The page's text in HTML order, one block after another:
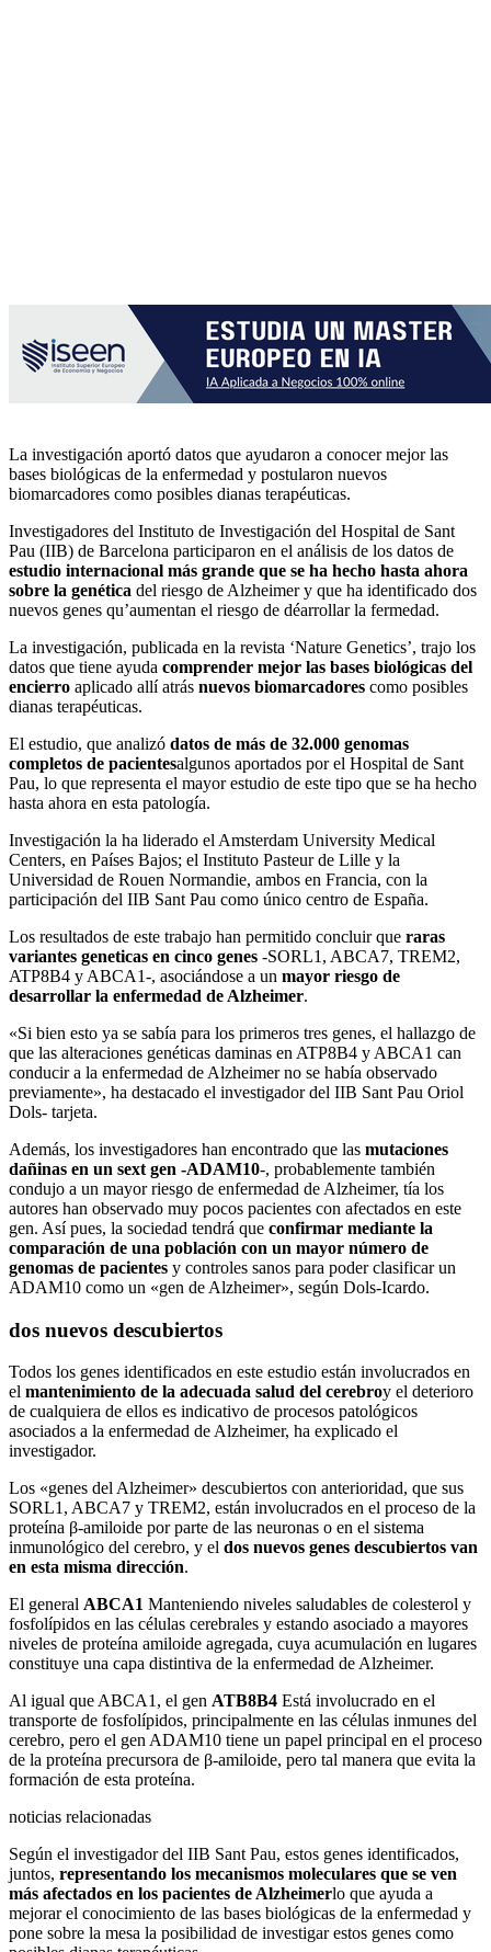
La investigación aportó datos que ayudaron a conocer mejor las
bases biológicas de la enfermedad y postularon nuevos
biomarcadores como posibles dianas terapéuticas.
Investigadores del Instituto de Investigación del Hospital de Sant
Pau (IIB) de Barcelona participaron en el análisis de los datos de
estudio internacional más grande que se ha hecho hasta ahora
sobre la genética del riesgo de Alzheimer y que ha identificado dos
nuevos genes qu’aumentan el riesgo de déarrollar la fermedad.
La investigación, publicada en la revista ‘Nature Genetics’, trajo los
datos que tiene ayuda comprender mejor las bases biológicas del
encierro aplicado allí atrás nuevos biomarcadores como posibles
dianas terapéuticas.
El estudio, que analizó datos de más de 32.000 genomas
completos de pacientesalgunos aportados por el Hospital de Sant
Pau, lo que representa el mayor estudio de este tipo que se ha hecho
hasta ahora en esta patología.
Investigación la ha liderado el Amsterdam University Medical
Centers, en Países Bajos; el Instituto Pasteur de Lille y la
Universidad de Rouen Normandie, ambos en Francia, con la
participación del IIB Sant Pau como único centro de España.
Los resultados de este trabajo han permitido concluir que raras
variantes geneticas en cinco genes -SORL1, ABCA7, TREM2,
ATP8B4 y ABCA1-, asociándose a un mayor riesgo de
desarrollar la enfermedad de Alzheimer.
«Si bien esto ya se sabía para los primeros tres genes, el hallazgo de
que las alteraciones genéticas daminas en ATP8B4 y ABCA1 can
conducir a la enfermedad de Alzheimer no se había observado
previamente», ha destacado el investigador del IIB Sant Pau Oriol
Dols- tarjeta.
Además, los investigadores han encontrado que las mutaciones
dañinas en un sext gen -ADAM10-, probablemente también
condujo a un mayor riesgo de enfermedad de Alzheimer, tía los
autores han observado muy pocos pacientes con afectados en este
gen. Así pues, la sociedad tendrá que confirmar mediante la
comparación de una población con un mayor número de
genomas de pacientes y controles sanos para poder clasificar un
ADAM10 como un «gen de Alzheimer», según Dols-Icardo.
dos nuevos descubiertos
Todos los genes identificados en este estudio están involucrados en
el mantenimiento de la adecuada salud del cerebroy el deterioro
de cualquiera de ellos es indicativo de procesos patológicos
asociados a la enfermedad de Alzheimer, ha explicado el
investigador.
Los «genes del Alzheimer» descubiertos con anterioridad, que sus
SORL1, ABCA7 y TREM2, están involucrados en el proceso de la
proteína β-amiloide por parte de las neuronas o en el sistema
inmunológico del cerebro, y el dos nuevos genes descubiertos van
en esta misma dirección.
El general ABCA1 Manteniendo niveles saludables de colesterol y
fosfolípidos en las células cerebrales y estando asociado a mayores
niveles de proteína amiloide agregada, cuya acumulación en lugares
constituye una capa distintiva de la enfermedad de Alzheimer.
Al igual que ABCA1, el gen ATB8B4 Está involucrado en el
transporte de fosfolípidos, principalmente en las células inmunes del
cerebro, pero el gen ADAM10 tiene un papel principal en el proceso
de la proteína precursora de β-amiloide, pero tal manera que evita la
formación de esta proteína.
noticias relacionadas
Según el investigador del IIB Sant Pau, estos genes identificados,
juntos, representando los mecanismos moleculares que se ven
más afectados en los pacientes de Alzheimerlo que ayuda a
mejorar el conocimiento de las bases biológicas de la enfermedad y
pone sobre la mesa la posibilidad de investigar estos genes como